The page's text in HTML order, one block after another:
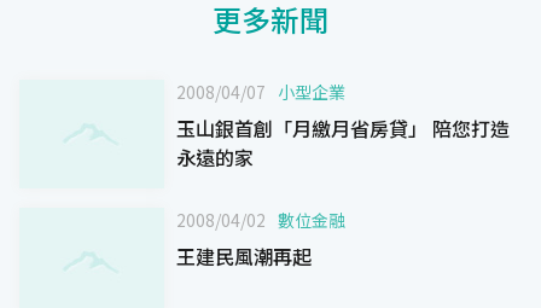
更多新聞
2008/04/07 小型企業
玉山銀首創「月繳月省房貸」 陪您打造
永遠的家
2008/04/02 數位金融
王建民風潮再起